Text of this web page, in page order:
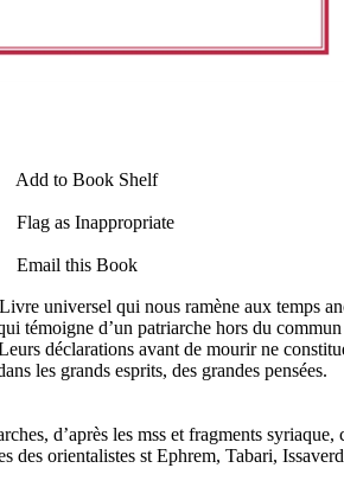
Add to Book Shelf
Flag as Inappropriate
Email this Book
universel qui nous ramène aux temps
témoigne d’un patriarche hors du
déclarations avant de mourir ne
les grands esprits, des grandes pensées.
d’après les mss et fragments
des orientalistes st Ephrem, Tabari,